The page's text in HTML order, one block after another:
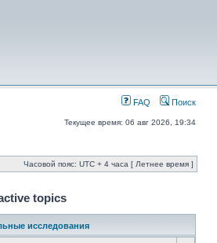
FAQ Поиск
Текущее время: 06 авг 2026, 19:34
Часовой пояс: UTC + 4 часа [ Летнее время ]
topics
исследования